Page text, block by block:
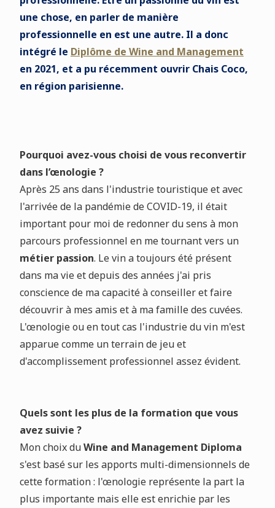
une chose, en parler de manière
professionnelle en est une autre. Il a donc
intégré le Diplôme de Wine and Management
en 2021, et a pu récemment ouvrir Chais Coco,
en région parisienne.
Pourquoi avez-vous choisi de vous reconvertir
dans l’œnologie ?
Après 25 ans dans l'industrie touristique et avec
l'arrivée de la pandémie de COVID-19, il était
important pour moi de redonner du sens à mon
parcours professionnel en me tournant vers un
métier passion. Le vin a toujours été présent
dans ma vie et depuis des années j'ai pris
conscience de ma capacité à conseiller et faire
découvrir à mes amis et à ma famille des cuvées.
L'œnologie ou en tout cas l'industrie du vin m'est
apparue comme un terrain de jeu et
d'accomplissement professionnel assez évident.
Quels sont les plus de la formation que vous
avez suivie ?
Mon choix duWine and Management Diploma
s'est basé sur les apports multi-dimensionnels de
cette formation : l'œnologie représente la part la
plus importante mais elle est enrichie par les